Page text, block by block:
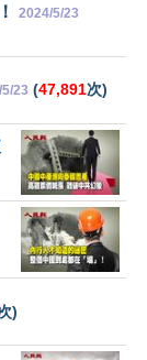
2024/5/23
23 (47,891次)
)